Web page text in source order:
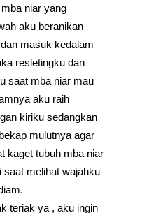
niar yang
aku beranikan
masuk kedalam
resletingku dan
saat mba niar mau
aku raih
kiriku sedangkan
mulutnya agar
kaget tubuh mba niar
saat melihat wajahku
teriak ya , aku ingin